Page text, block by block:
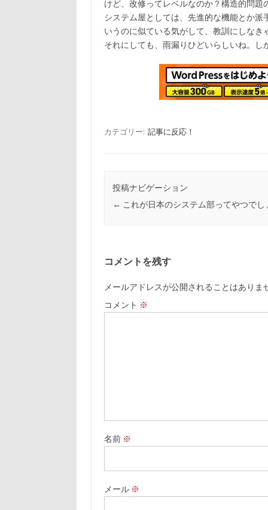
けど、改修ってレベルなのか？構造的問題
システム屋としては、先進的な機能とか
いうのに似ている気がして、教訓にしなき
それにしても、雨漏りひどいらしいね。
カテゴリー: 記事に反応！
投稿ナビゲーション
← これが日本のシステム部ってやつでし
コメントを残す
メールアドレスが公開されることはありま
コメント ※
名前 ※
メール ※